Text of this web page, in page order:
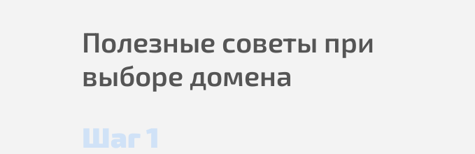
Полезные советы при
выборе домена
Шаг 1